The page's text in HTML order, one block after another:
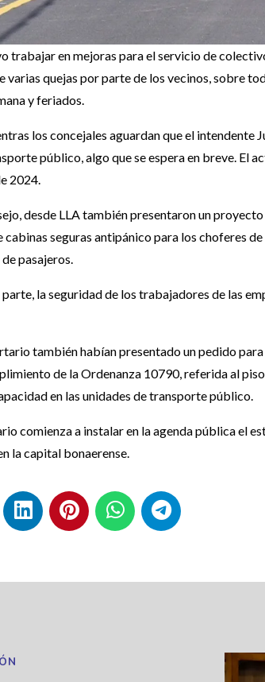
trabajar en mejoras para el servicio de
varias quejas por parte de los vecinos, sobre
y feriados.
los concejales aguardan que el intendente
público, algo que se espera en breve. El
2024.
desde LLA también presentaron un
seguras antipánico para los choferes de
pasajeros.
la seguridad de los trabajadores de las
también habían presentado un pedido para
de la Ordenanza 10790, referida al
en las unidades de transporte público.
comienza a instalar en la agenda pública el
la capital bonaerense.